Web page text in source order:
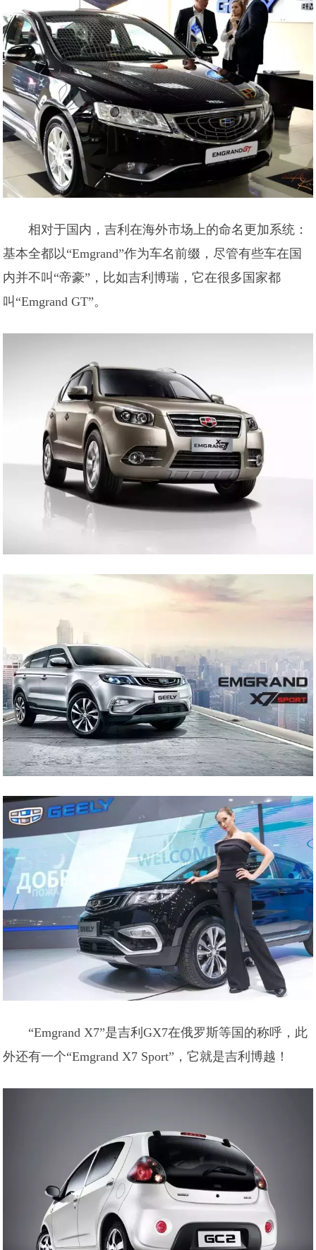
相对于国内，吉利在海外市场上的命名更加系统：
基本全都以“Emgrand”作为车名前缀，尽管有些车在国
内并不叫“帝豪”，比如吉利博瑞，它在很多国家都
叫“Emgrand GT”。
“Emgrand X7”是吉利GX7在俄罗斯等国的称呼，此
外还有一个“Emgrand X7 Sport”，它就是吉利博越！